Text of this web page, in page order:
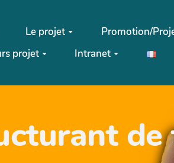
Le projet Promotion/
projet
Intranet